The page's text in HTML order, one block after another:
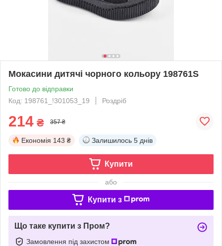
Мокасини дитячі чорного кольору 198761S
Готово до відправки
Код: 198761_!301053_19
Роздріб
214 ₴ 357 ₴
Економія 143 ₴ Залишилось 5 днів
Купити
або
Купити з
Що таке купити з Пром?
Замовлення під захистом